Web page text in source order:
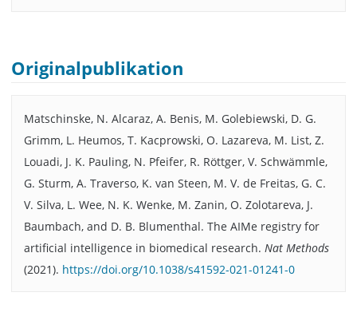
Originalpublikation
Matschinske, N. Alcaraz, A. Benis, M. Golebiewski, D. G.
Grimm, L. Heumos, T. Kacprowski, O. Lazareva, M. List, Z.
Louadi, J. K. Pauling, N. Pfeifer, R. Röttger, V. Schwämmle,
G. Sturm, A. Traverso, K. van Steen, M. V. de Freitas, G. C.
V. Silva, L. Wee, N. K. Wenke, M. Zanin, O. Zolotareva, J.
Baumbach, and D. B. Blumenthal. The AIMe registry for
artificial intelligence in biomedical research. Nat Methods
(2021). https://doi.org/10.1038/s41592-021-01241-0